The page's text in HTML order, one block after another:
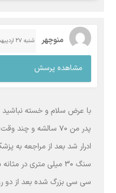
منوچهر شنبه ۲۷ اردیبهشت ۹۹( 6 سال پیش)
مشاهده پرسش
با عرض سلام و خسته نباشید
پدر من 70 سالشه و
ادرار شد بعد از مراجعه
سی سی بزرگ شده بعد از دو